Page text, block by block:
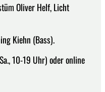
Oliver Helf, Licht
Kiehn (Bass).
10-19 Uhr) oder online